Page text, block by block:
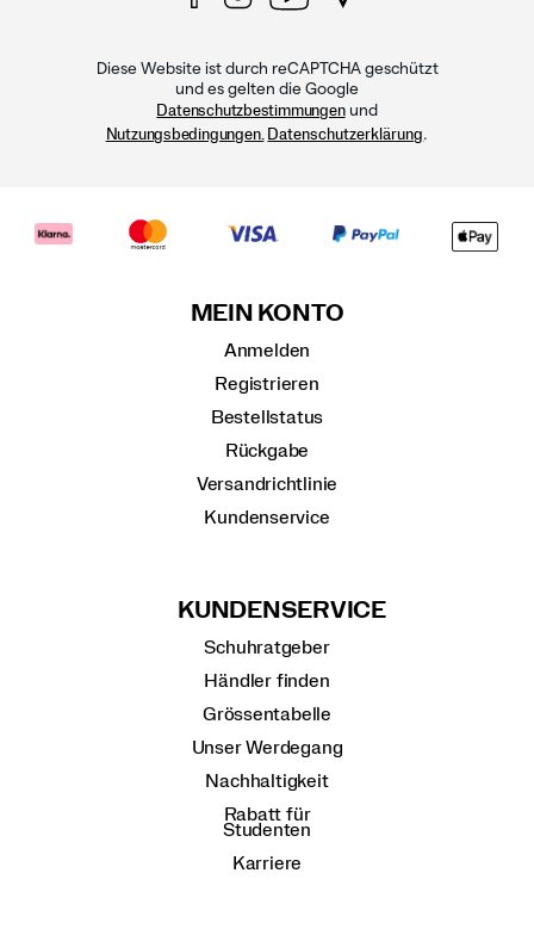
Diese Website ist durch reCAPTCHA geschützt
und es gelten die Google
Datenschutzbestimmungenund
Nutzungsbedingungen. Datenschutzerklärung.
MEIN KONTO
Anmelden
Registrieren
Bestellstatus
Rückgabe
Versandrichtlinie
Kundenservice
KUNDENSERVICE
Schuhratgeber
Händler finden
Grössentabelle
Unser Werdegang
Nachhaltigkeit
Rabatt für
Studenten
Karriere